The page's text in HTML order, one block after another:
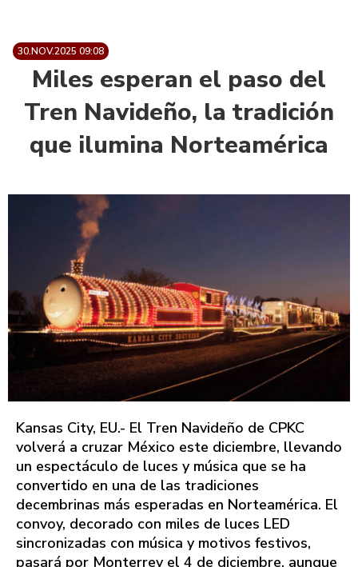
30.NOV.2025 09:08
Miles esperan el paso del
Tren Navideño, la tradición
que ilumina Norteamérica
Kansas City, EU.- El Tren Navideño de CPKC
volverá a cruzar México este diciembre, llevando
un espectáculo de luces y música que se ha
convertido en una de las tradiciones
decembrinas más esperadas en Norteamérica. El
convoy, decorado con miles de luces LED
sincronizadas con música y motivos festivos,
pasará por Monterrey el 4 de diciembre, aunque